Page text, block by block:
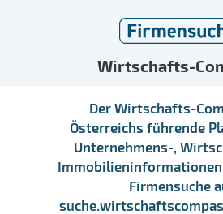
Wirtschafts-
Der Wirtschafts-
Österreichs führende
Unternehmens-,
Firmensuche